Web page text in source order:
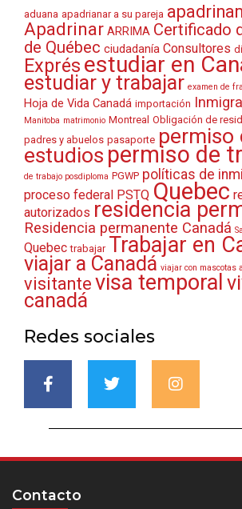
aduana apadrianar a su pareja
Apadrinar ARRIMA Certificado
de Québec ciudadanía Consultores
Exprés estudiar en
estudiar y trabajar examen de
Hoja de Vida Canadá importación
Manitoba matrimonio Montreal Obligación de
padres y abuelos pasaporte permiso
estudiospermiso de
de trabajo posdiploma PGWP políticas de
proceso federal PSTQ Quebec
autorizados residencia
Residencia permanente Canadá
Quebec trabajar Trabajar en
viajar a Canadá viajar con mascotas
visitante visa temporal
canadá
Redes sociales
Contacto